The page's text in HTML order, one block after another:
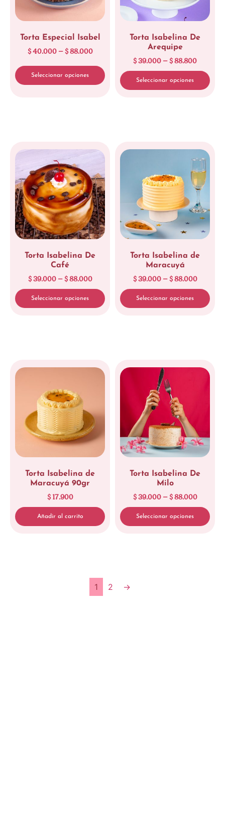
Torta Especial Isabel
$40.000 – $88.000
Seleccionar opciones
Torta Isabelina De
Arequipe
$39.000 – $88.800
Seleccionar opciones
Torta Isabelina De
Café
$39.000 – $88.000
Seleccionar opciones
Limpiar
Torta Isabelina de
Maracuyá
$39.000 – $88.000
Seleccionar opciones
Limpiar
Torta Isabelina de
Maracuyá 90gr
$17.900
Añadir al carrito
Torta Isabelina De
Milo
$39.000 – $88.000
Seleccionar opciones
1 2 →